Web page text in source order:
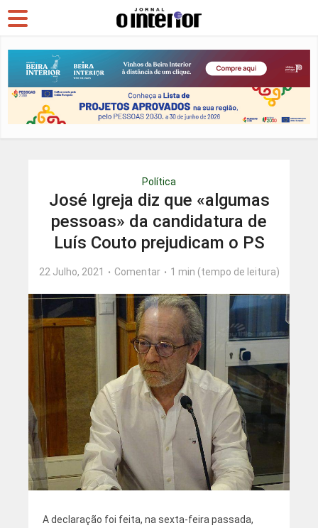
Política
José Igreja diz que «algumas
pessoas» da candidatura de
Luís Couto prejudicam o PS
22 Julho, 2021 Comentar 1 min (tempo de leitura)
A declaração foi feita, na sexta-feira passada,